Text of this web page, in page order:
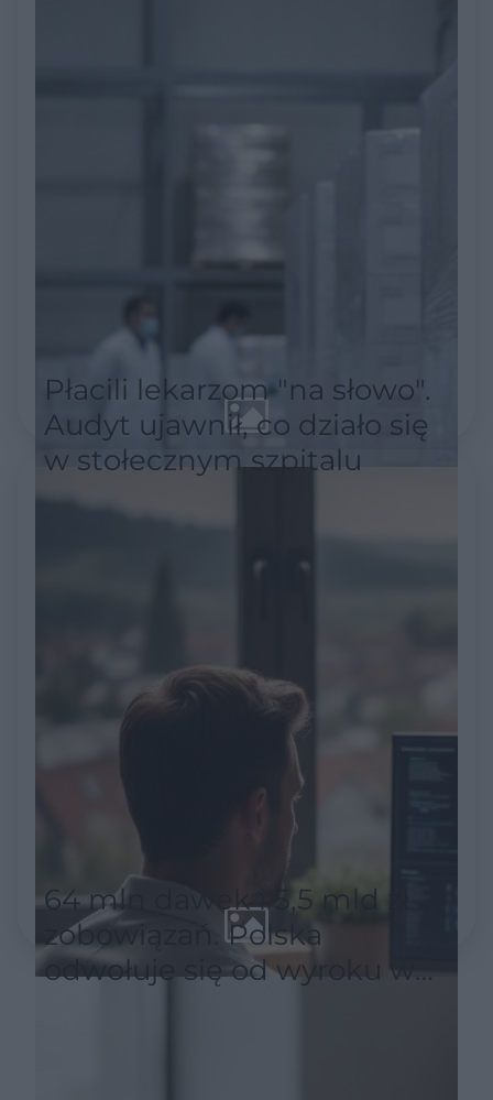
Płacili lekarzom "na słowo".
Audyt ujawnił, co działo się
w stołecznym szpitalu
64 mln dawek i 5,5 mld zł
zobowiązań. Polska
odwołuje się od wyroku w